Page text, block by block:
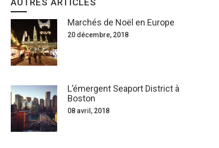
Marchés de Noël en Europe
20 décembre, 2018
L’émergent Seaport District à
Boston
08 avril, 2018